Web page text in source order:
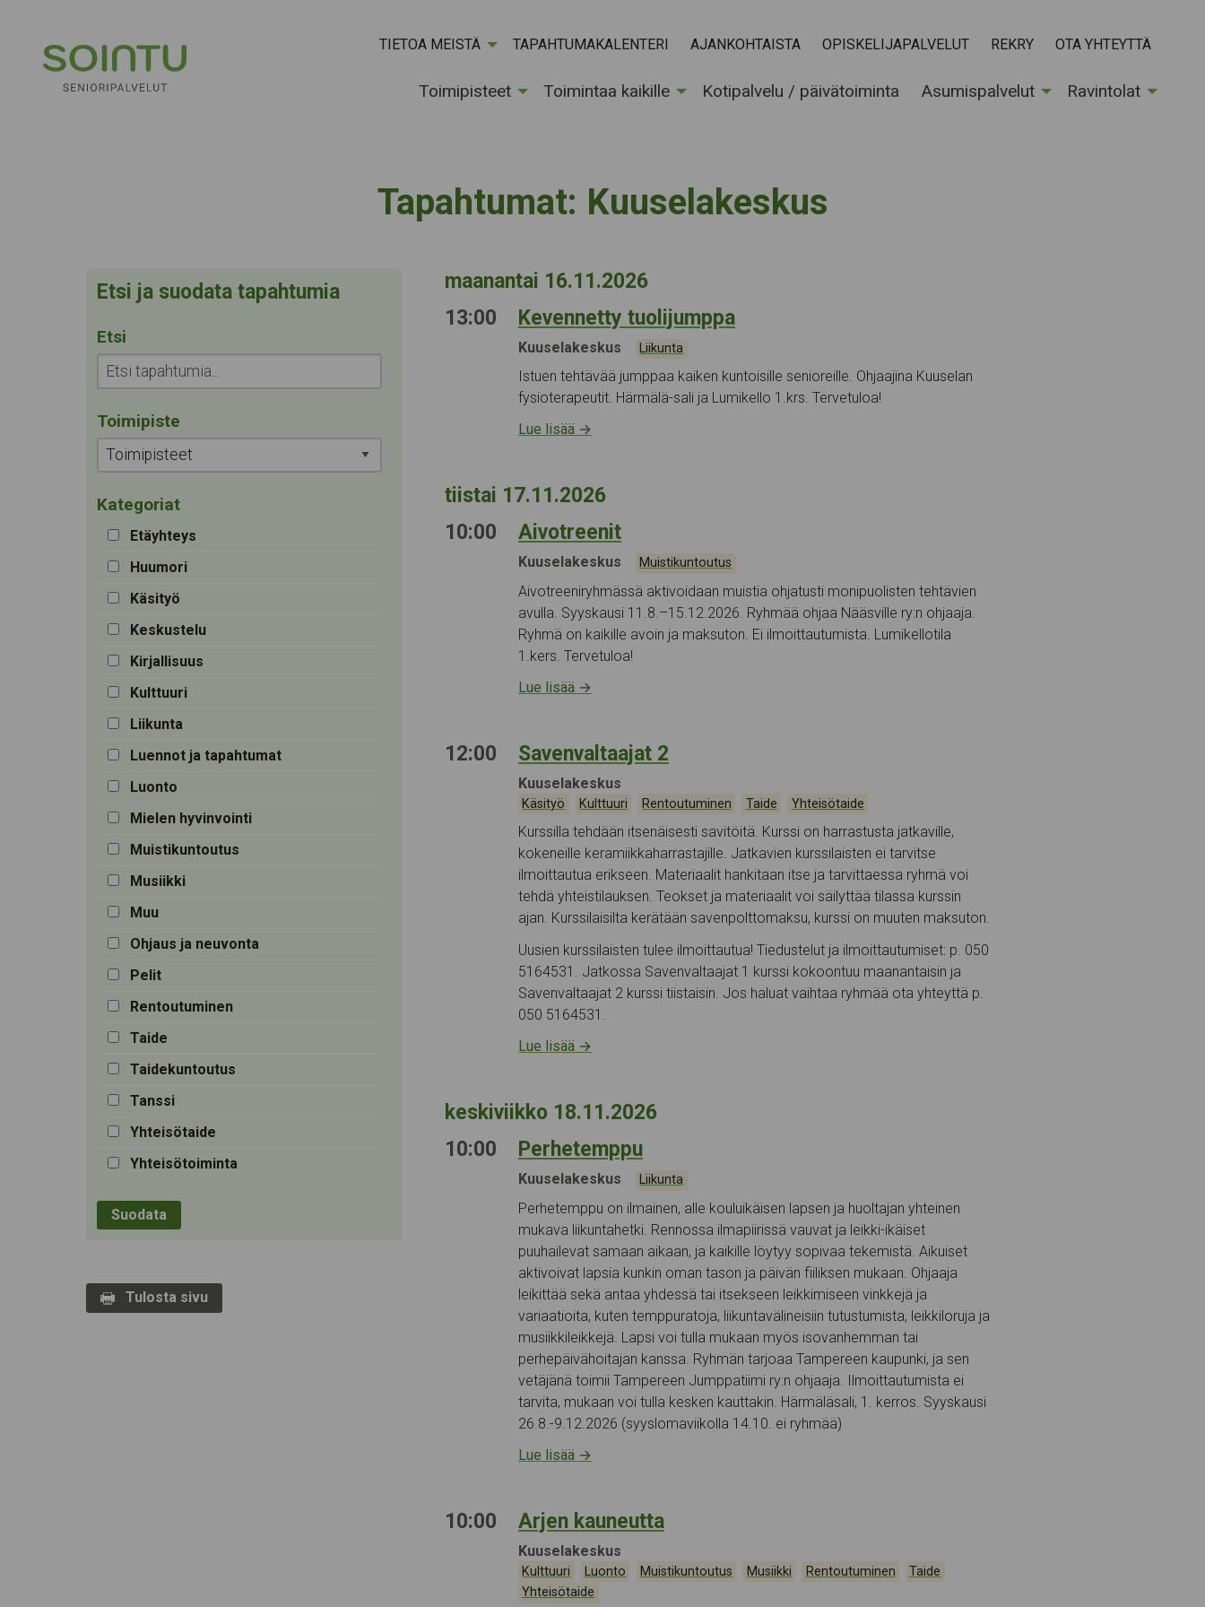
TIETOA MEISTÄ TAPAHTUMAKALENTERI AJANKOHTAISTA OPISKELIJAPALVELUT REKRY OTA YHTEYTTÄ
Toimipisteet Toimintaa kaikille Kotipalvelu / päivätoiminta Asumispalvelut Ravintolat
Tapahtumat: Tapahtumapaikka:
Kuuselakeskus
Etsi ja suodata tapahtumia
Etsi
Toimipiste
Kategoriat
Etäyhteys
Huumori
Käsityö
Keskustelu
Kirjallisuus
Kulttuuri
Liikunta
Luennot ja tapahtumat
Luonto
Mielen hyvinvointi
Muistikuntoutus
Musiikki
Muu
Ohjaus ja neuvonta
Pelit
Rentoutuminen
Taide
Taidekuntoutus
Tanssi
Yhteisötaide
Yhteisötoiminta
Tulosta sivu
maanantai 16.11.2026
13:00
Kevennetty tuolijumppa
Tapahtumapaikka:
Kuuselakeskus Kategoriat:
Liikunta
Istuen tehtävää jumppaa kaiken kuntoisille senioreille. Ohjaajina Kuuselan
fysioterapeutit. Härmälä-sali ja Lumikello 1.krs. Tervetuloa!
Lue lisää →
tiistai 17.11.2026
10:00
Aivotreenit
Tapahtumapaikka:
Kuuselakeskus Kategoriat:
Muistikuntoutus
Aivotreeniryhmässä aktivoidaan muistia ohjatusti monipuolisten tehtävien
avulla. Syyskausi 11.8.–15.12.2026. Ryhmää ohjaa Nääsville ry:n ohjaaja.
Ryhmä on kaikille avoin ja maksuton. Ei ilmoittautumista. Lumikellotila
1.kers. Tervetuloa!
Lue lisää →
12:00 Savenvaltaajat 2
Tapahtumapaikka:
Kuuselakeskus
Kategoriat:
Käsityö Kulttuuri Rentoutuminen Taide Yhteisötaide
Kurssilla tehdään itsenäisesti savitöitä. Kurssi on harrastusta jatkaville,
kokeneille keramiikkaharrastajille. Jatkavien kurssilaisten ei tarvitse
ilmoittautua erikseen. Materiaalit hankitaan itse ja tarvittaessa ryhmä voi
tehdä yhteistilauksen. Teokset ja materiaalit voi säilyttää tilassa kurssin
ajan. Kurssilaisilta kerätään savenpolttomaksu, kurssi on muuten maksuton.
Uusien kurssilaisten tulee ilmoittautua! Tiedustelut ja ilmoittautumiset: p. 050
5164531. Jatkossa Savenvaltaajat 1 kurssi kokoontuu maanantaisin ja
Savenvaltaajat 2 kurssi tiistaisin. Jos haluat vaihtaa ryhmää ota yhteyttä p.
050 5164531.
Lue lisää →
keskiviikko 18.11.2026
10:00
Perhetemppu
Tapahtumapaikka:
Kuuselakeskus Kategoriat:
Liikunta
Perhetemppu on ilmainen, alle kouluikäisen lapsen ja huoltajan yhteinen
mukava liikuntahetki. Rennossa ilmapiirissä vauvat ja leikki-ikäiset
puuhailevat samaan aikaan, ja kaikille löytyy sopivaa tekemistä. Aikuiset
aktivoivat lapsia kunkin oman tason ja päivän fiiliksen mukaan. Ohjaaja
leikittää sekä antaa yhdessä tai itsekseen leikkimiseen vinkkejä ja
variaatioita, kuten temppuratoja, liikuntavälineisiin tutustumista, leikkiloruja ja
musiikkileikkejä. Lapsi voi tulla mukaan myös isovanhemman tai
perhepäivähoitajan kanssa. Ryhmän tarjoaa Tampereen kaupunki, ja sen
vetäjänä toimii Tampereen Jumppatiimi ry:n ohjaaja. Ilmoittautumista ei
tarvita, mukaan voi tulla kesken kauttakin. Härmäläsali, 1. kerros. Syyskausi
26.8.-9.12.2026 (syyslomaviikolla 14.10. ei ryhmää)
Lue lisää →
10:00 Arjen kauneutta
Tapahtumapaikka:
Kuuselakeskus
Kategoriat:
Kulttuuri Luonto Muistikuntoutus Musiikki Rentoutuminen Taide
Yhteisötaide